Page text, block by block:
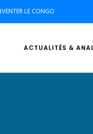
LE CONGO
ACTUALITÉS &